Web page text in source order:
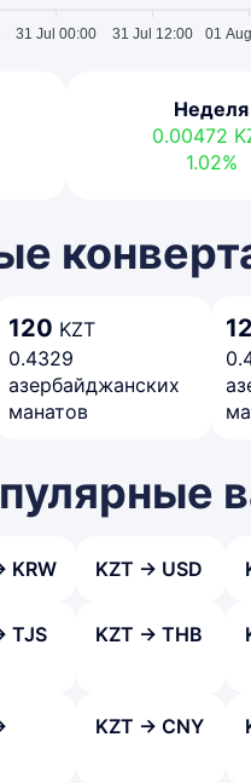
31 Jul 00:00 31 Jul 12:00 01
Неделя
0.00472
1.02%
120 KZT
0.4329
азербайджанских
манатов
KRW KZT → USD
TJS KZT → THB
KZT → CNY